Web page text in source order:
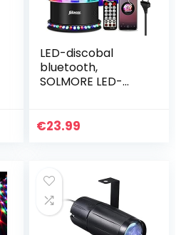
LED-discobal
bluetooth,
SOLMORE LED-
muziekspeler
spraakgestuurd 6
lichtmodi voor
feestzaal Kerst
€23.99